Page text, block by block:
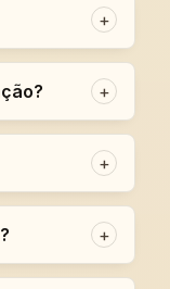
+
+
+
+